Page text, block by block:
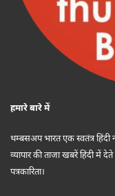
हमारे बारे में
थम्बसअप भारत एक स्वतंत्र हिंदी
व्यापार की ताजा खबरें हिंदी में
पत्रकारिता।